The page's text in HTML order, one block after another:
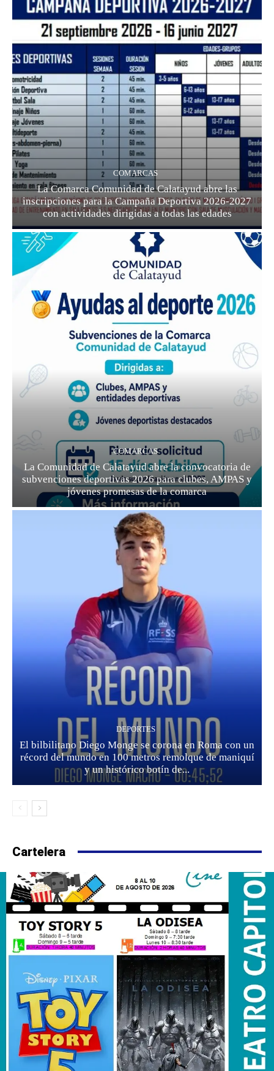
COMARCAS
La Comarca Comunidad de Calatayud abre las
inscripciones para la Campaña Deportiva 2026-2027
con actividades dirigidas a todas las edades
COMARCAS
La Comunidad de Calatayud abre la convocatoria de
subvenciones deportivas 2026 para clubes, AMPAS y
jóvenes promesas de la comarca
DEPORTES
El bilbilitano Diego Monge se corona en Roma con un
récord del mundo en 100 metros remolque de maniquí
y un histórico botín de...
Cartelera